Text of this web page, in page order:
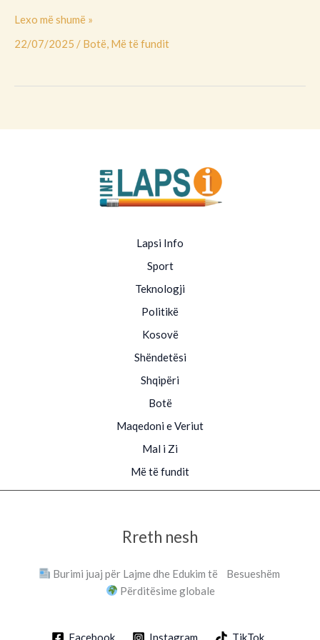
Lexo më shumë »
22/07/2025 / Botë, Më të fundit
Lapsi Info
Sport
Teknologji
Politikë
Kosovë
Shëndetësi
Shqipëri
Botë
Maqedoni e Veriut
Mal i Zi
Më të fundit
Rreth nesh
Burimi juaj për Lajme dhe Edukim të Besueshëm
Përditësime globale
Facebook Instagram TikTok